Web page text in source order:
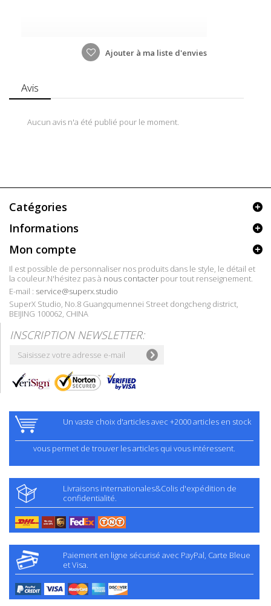
Ajouter à ma liste d'envies
Avis
Aucun avis n'a été publié pour le moment.
Catégories
Informations
Mon compte
Il est possible de personnaliser nos produits dans le style, le détail et
la couleur.N'hésitez pas à nous contacter pour tout renseignement.
E-mail : service@superx.studio
SuperX Studio, No.8 Guangqumennei Street dongcheng district,
BEIJING 100062, CHINA
INSCRIPTION NEWSLETTER:
Un vaste choix d'articles avec +2000 articles en stock
vous permet de trouver les articles qui vous intéressent.
Livraisons internationales&Colis d'expédition de
confidentialité.
Paiement en ligne sécurisé avec PayPal, Carte Bleue
et Visa.